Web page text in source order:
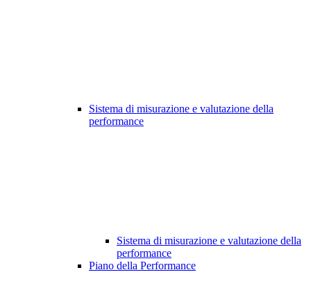
Sistema di misurazione e valutazione della
performance
Sistema di misurazione e valutazione della
performance
Piano della Performance